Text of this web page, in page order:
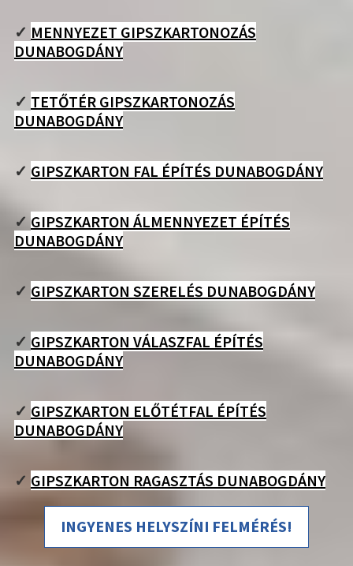
✓ MENNYEZET GIPSZKARTONOZÁS
DUNABOGDÁNY
✓ TETŐTÉR GIPSZKARTONOZÁS
DUNABOGDÁNY
✓ GIPSZKARTON FAL ÉPÍTÉS DUNABOGDÁNY
✓ GIPSZKARTON ÁLMENNYEZET ÉPÍTÉS
DUNABOGDÁNY
✓ GIPSZKARTON SZERELÉS DUNABOGDÁNY
✓ GIPSZKARTON VÁLASZFAL ÉPÍTÉS
DUNABOGDÁNY
✓ GIPSZKARTON ELŐTÉTFAL ÉPÍTÉS
DUNABOGDÁNY
✓ GIPSZKARTON RAGASZTÁS DUNABOGDÁNY
INGYENES HELYSZÍNI FELMÉRÉS!